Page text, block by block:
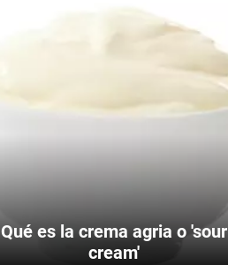
Qué es la crema agria o 'sour
cream'